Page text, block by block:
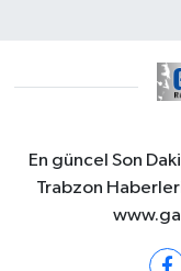
En güncel Son
Trabzon